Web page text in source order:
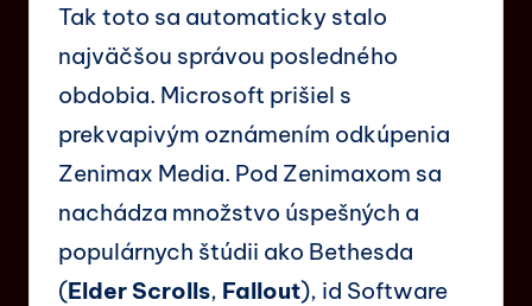
Tak toto sa automaticky stalo
najväčšou správou posledného
obdobia. Microsoft prišiel s
prekvapivým oznámením odkúpenia
Zenimax Media. Pod Zenimaxom sa
nachádza množstvo úspešných a
populárnych štúdii ako Bethesda
(Elder Scrolls, Fallout), id Software